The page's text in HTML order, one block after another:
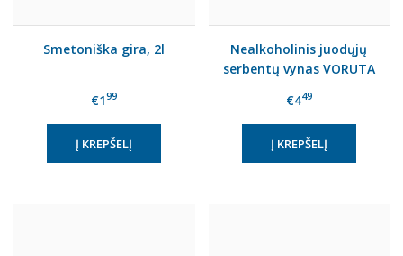
Smetoniška gira, 2l
€199
Nealkoholinis juodųjų
serbentų vynas VORUTA
€449